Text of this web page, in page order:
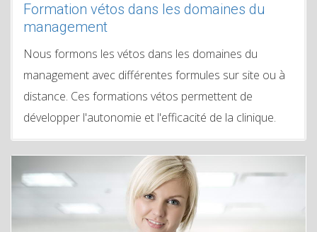
Formation vétos dans les domaines du
management
Nous formons les vétos dans les domaines du
management avec différentes formules sur site ou à
distance. Ces formations vétos permettent de
développer l'autonomie et l'efficacité de la clinique.